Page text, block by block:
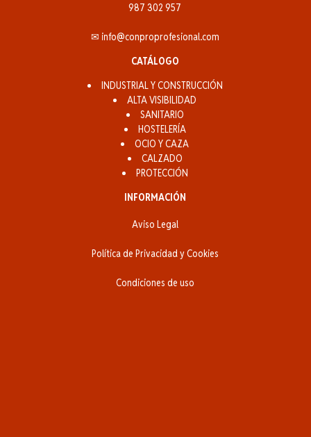
987 302 957
✉ info@conproprofesional.com
CATÁLOGO
INDUSTRIAL Y CONSTRUCCIÓN
ALTA VISIBILIDAD
SANITARIO
HOSTELERÍA
OCIO Y CAZA
CALZADO
PROTECCIÓN
INFORMACIÓN
Aviso Legal
Política de Privacidad y Cookies
Condiciones de uso